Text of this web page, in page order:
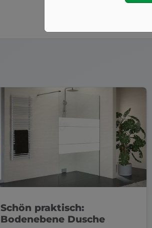
Schön praktisch:
Bodenebene Dusche